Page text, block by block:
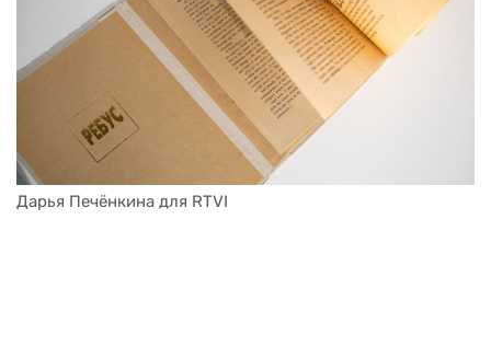
Дарья Печёнкина для RTVI